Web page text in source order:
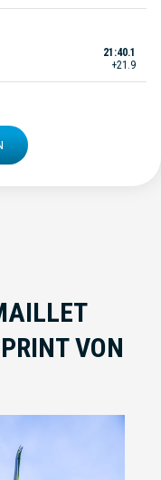
21:40.1
+21.9
VON